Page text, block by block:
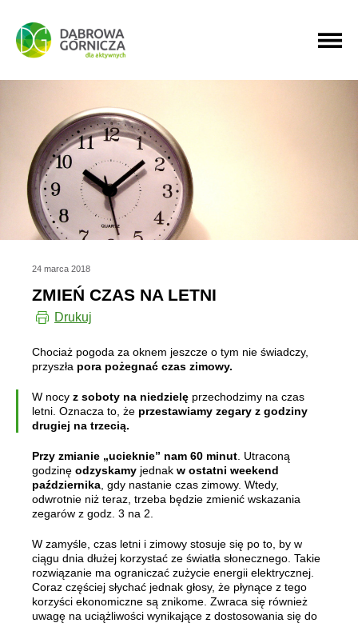
PRZEJDŹ DO MENU GŁÓWNEGO
PRZEJDŹ DO WYSZUKIWARKI
PRZEJDŹ DO TREŚCI
24 marca 2018
ZMIEŃ CZAS NA LETNI
Drukuj
Chociaż pogoda za oknem jeszcze o tym nie świadczy,
przyszła pora pożegnać czas zimowy.
W nocy z soboty na niedzielę przechodzimy na czas
letni. Oznacza to, że przestawiamy zegary z godziny
drugiej na trzecią.
Przy zmianie „ucieknie” nam 60 minut . Utraconą
godzinę odzyskamy jednak w ostatni weekend
października , gdy nastanie czas zimowy. Wtedy,
odwrotnie niż teraz, trzeba będzie zmienić wskazania
zegarów z godz. 3 na 2.
W zamyśle, czas letni i zimowy stosuje się po to, by w
ciągu dnia dłużej korzystać ze światła słonecznego. Takie
rozwiązanie ma ograniczać zużycie energii elektrycznej.
Coraz częściej słychać jednak głosy, że płynące z tego
korzyści ekonomiczne są znikome. Zwraca się również
uwagę na uciążliwości wynikające z dostosowania się do